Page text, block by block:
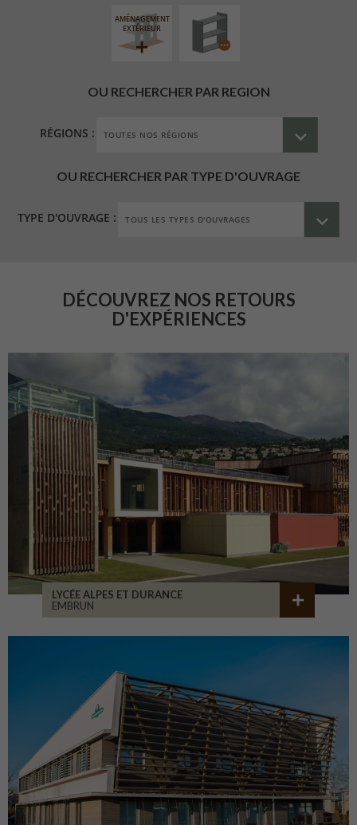
AMÉNAGEMENT
EXTÉRIEUR
OU RECHERCHER PAR REGION
RÉGIONS :
OU RECHERCHER PAR TYPE D'OUVRAGE
TYPE D'OUVRAGE :
DÉCOUVREZ NOS RETOURS
D'EXPÉRIENCES
LYCÉE ALPES ET DURANCE
EMBRUN